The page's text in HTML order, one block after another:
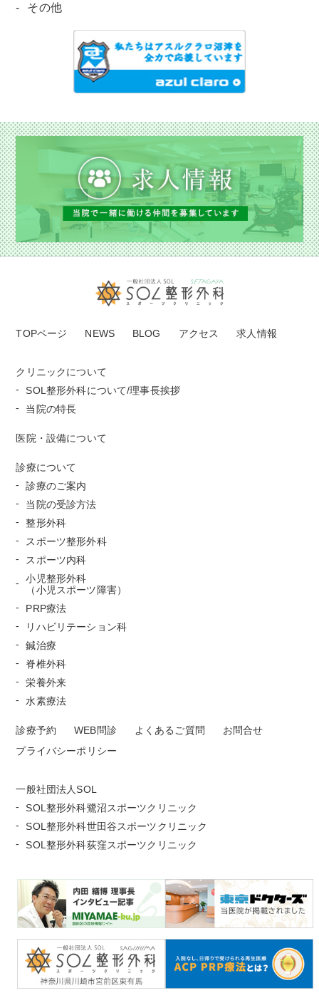
その他
TOPページ NEWS BLOG アクセス 求人情報
クリニックについて
SOL整形外科について/理事長挨拶
当院の特長
医院・設備について
診療について
診療のご案内
当院の受診方法
整形外科
スポーツ整形外科
スポーツ内科
小児整形外科
（小児スポーツ障害）
PRP療法
リハビリテーション科
鍼治療
脊椎外科
栄養外来
水素療法
診療予約 WEB問診 よくあるご質問
お問合せ
プライバシーポリシー
一般社団法人SOL
SOL整形外科鷺沼スポーツクリニック
SOL整形外科世田谷スポーツクリニック
SOL整形外科荻窪スポーツクリニック